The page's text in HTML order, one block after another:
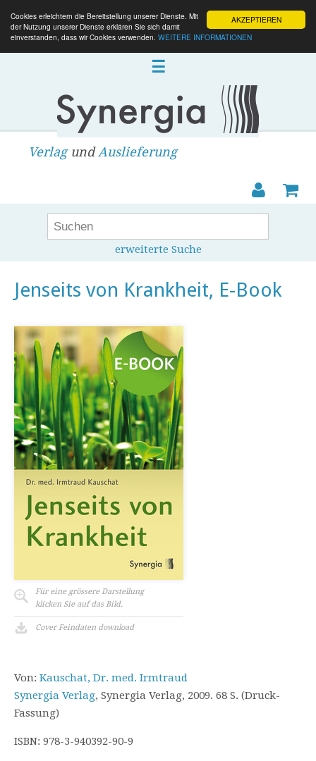
AKZEPTIEREN
Cookies erleichtern die Bereitstellung unserer Dienste. Mit
der Nutzung unserer Dienste erklären Sie sich damit
einverstanden, dass wir Cookies verwenden. WEITERE INFORMATIONEN
☰
VerlagundAuslieferung
erweiterte Suche
Jenseits von Krankheit, E-Book
Für eine grössere Darstellung
klicken Sie auf das Bild.
Cover Feindaten download
Von: Kauschat, Dr. med. Irmtraud
Synergia Verlag, Synergia Verlag, 2009. 68 S. (Druck-
Fassung)
ISBN: 978-3-940392-90-9